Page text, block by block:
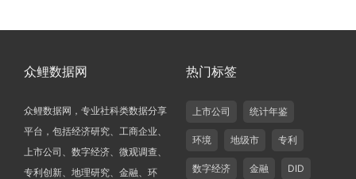
众鲤数据网
众鲤数据网，专业社科类数据分享
平台，包括经济研究、工商企业、
上市公司、数字经济、微观调查、
专利创新、地理研究、金融、环
热门标签
上市公司 统计年鉴
环境 地级市 专利
数字经济 金融 DID